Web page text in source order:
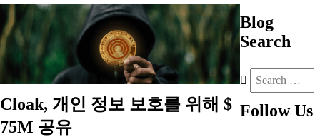
Cloak, 개인 정보 보호를 위해 $
75M 공유
Blog
Search
Follow Us